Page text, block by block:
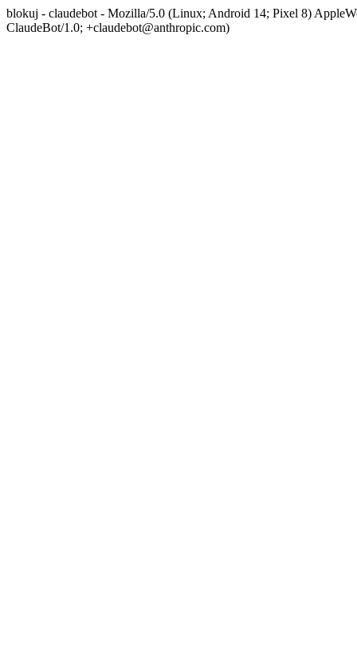
blokuj - claudebot - Mozilla/5.0 (Linux; Android 14; Pixel 8)
ClaudeBot/1.0; +claudebot@anthropic.com)